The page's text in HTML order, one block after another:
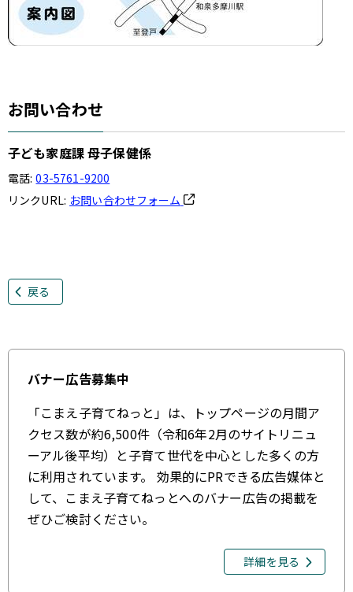
お問い合わせ
子ども家庭課 母子保健係
電話: 03-5761-9200
リンクURL: お問い合わせフォーム
戻る
バナー広告募集中
「こまえ子育てねっと」は、トップページの月間ア
クセス数が約6,500件（令和6年2月のサイトリニュ
ーアル後平均）と子育て世代を中心とした多くの方
に利用されています。 効果的にPRできる広告媒体と
して、こまえ子育てねっとへのバナー広告の掲載を
ぜひご検討ください。
詳細を見る